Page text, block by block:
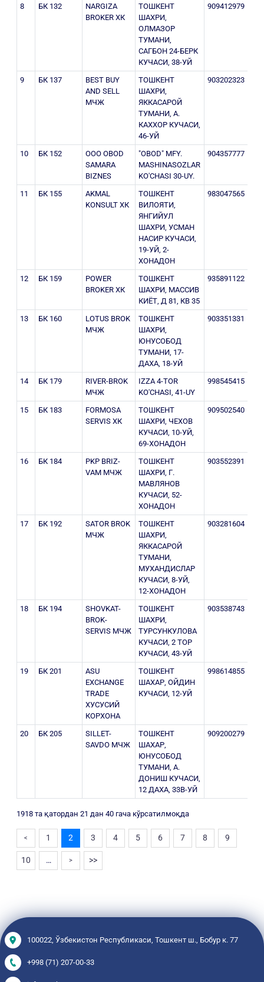
8 БК 132
NARGIZA
BROKER ХК
ТОШКЕНТ
ШАХРИ,
ОЛМАЗОР
ТУМАНИ,
САГБОН 24-БЕРК
КУЧАСИ, 38-УЙ
909412979
9 БК 137
BEST BUY
AND SELL
МЧЖ
ТОШКЕНТ
ШАХРИ,
ЯККАСАРОЙ
ТУМАНИ, А.
КАХХОР КУЧАСИ,
46-УЙ
903202323
10 БК 152
OOO OBOD
SAMARA
BIZNES
"OBOD" MFY.
MASHINASOZLAR
KO'CHASI 30-UY.
904357777
11 БК 155
AKMAL
KONSULT ХК
ТОШКЕНТ
ВИЛОЯТИ,
ЯНГИЙУЛ
ШАХРИ, УСМАН
НАСИР КУЧАСИ,
19-УЙ, 2-
ХОНАДОН
983047565
12 БК 159
POWER
BROKER ХК
ТОШКЕНТ
ШАХРИ, МАССИВ
КИЁТ, Д 81, КВ 35
935891122
13 БК 160
LOTUS BROK
МЧЖ
ТОШКЕНТ
ШАХРИ,
ЮНУСОБОД
ТУМАНИ, 17-
ДАХА, 18-УЙ
903351331
14 БК 179
RIVER-BROK
МЧЖ
IZZA 4-TOR
KO'CHASI, 41-UY
998545415
15 БК 183
FORMOSA
SERVIS ХК
ТОШКЕНТ
ШАХРИ, ЧЕХОВ
КУЧАСИ, 10-УЙ,
69-ХОНАДОН
909502540
16 БК 184
PKP BRIZ-
VAM МЧЖ
ТОШКЕНТ
ШАХРИ, Г.
МАВЛЯНОВ
КУЧАСИ, 52-
ХОНАДОН
903552391
17 БК 192
SATOR BROK
МЧЖ
ТОШКЕНТ
ШАХРИ,
ЯККАСАРОЙ
ТУМАНИ,
МУХАНДИСЛАР
КУЧАСИ, 8-УЙ,
12-ХОНАДОН
903281604
18 БК 194
SHOVKAT-
BROK-
SERVIS МЧЖ
ТОШКЕНТ
ШАХРИ,
ТУРСУНКУЛОВА
КУЧАСИ, 2 ТОР
КУЧАСИ, 43-УЙ
903538743
19 БК 201
ASU
EXCHANGE
TRADE
ХУСУСИЙ
КОРХОНА
ТОШКЕНТ
ШАХАР, ОЙДИН
КУЧАСИ, 12-УЙ
998614855
20 БК 205
SILLET-
SAVDO МЧЖ
ТОШКЕНТ
ШАХАР,
ЮНУСОБОД
ТУМАНИ, А.
ДОНИШ КУЧАСИ,
12 ДАХА, 33В-УЙ
909200279
1918 та қатордан 21 дан 40 гача кўрсатилмоқда
< 1 2 3 4 5 6 7 8 9
10 … > >>
100022, Ўзбекистон Республикаси, Тошкент ш., Бобур к. 77
+998 (71) 207-00-33